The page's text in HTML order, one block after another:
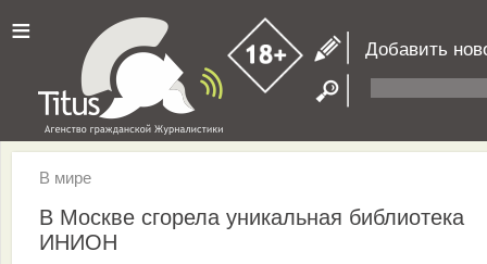
≡ Добавить
В мире
В Москве сгорела уникальная библиотека
ИНИОН